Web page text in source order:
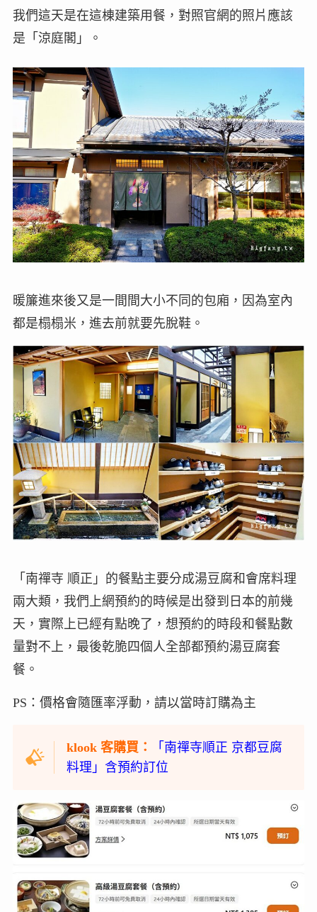
我們這天是在這棟建築用餐，對照官網的照片應該
是「涼庭閣」。
暖簾進來後又是一間間大小不同的包廂，因為室內
都是榻榻米，進去前就要先脫鞋。
「南禪寺 順正」的餐點主要分成湯豆腐和會席料理
兩大類，我們上網預約的時候是出發到日本的前幾
天，實際上已經有點晚了，想預約的時段和餐點數
量對不上，最後乾脆四個人全部都預約湯豆腐套
餐。
PS：價格會隨匯率浮動，請以當時訂購為主
klook 客購買：
「南禪寺順正 京都豆腐
料理」含預約訂位